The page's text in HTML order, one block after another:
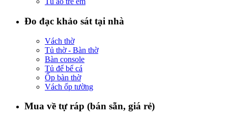
Đo đạc khảo sát tại nhà
Vách thờ
Tủ thờ - Bàn thờ
Bàn console
Tủ để bể cá
Ốp bàn thờ
Vách ốp tường
Mua về tự ráp (bán sẵn, giá rẻ)